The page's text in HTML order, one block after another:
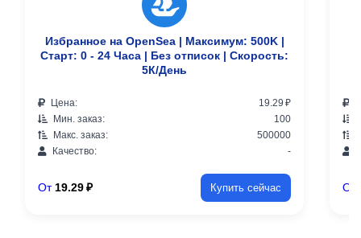
Избранное на OpenSea | Максимум: 500K |
Старт: 0 - 24 Часа | Без отписок | Скорость:
5К/День
Цена:
19.29 ₽
Мин. заказ:
100
Макс. заказ:
500000
Качество:
-
От 19.29 ₽ Купить сейчас От